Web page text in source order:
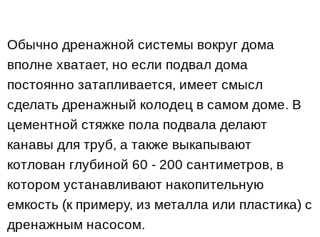
Обычно дренажной системы вокруг дома
вполне хватает, но если подвал дома
постоянно затапливается, имеет смысл
сделать дренажный колодец в самом доме. В
цементной стяжке пола подвала делают
канавы для труб, а также выкапывают
котлован глубиной 60 - 200 сантиметров, в
котором устанавливают накопительную
емкость (к примеру, из металла или пластика) с
дренажным насосом.